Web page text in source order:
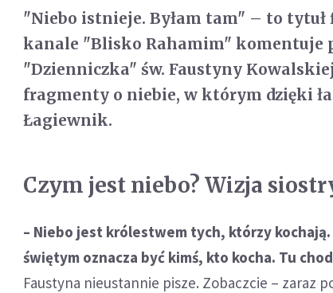
"Niebo istnieje. Byłam tam" – to tytuł
kanale "Blisko Rahamim" komentuje
"Dzienniczka" św. Faustyny
fragmenty o niebie, w którym dzięki
Łagiewnik.
Czym jest niebo? Wizja
– Niebo jest królestwem tych, którzy
świętym oznacza być kimś, kto kocha. Tu
Faustyna nieustannie pisze. Zobaczcie – zaraz